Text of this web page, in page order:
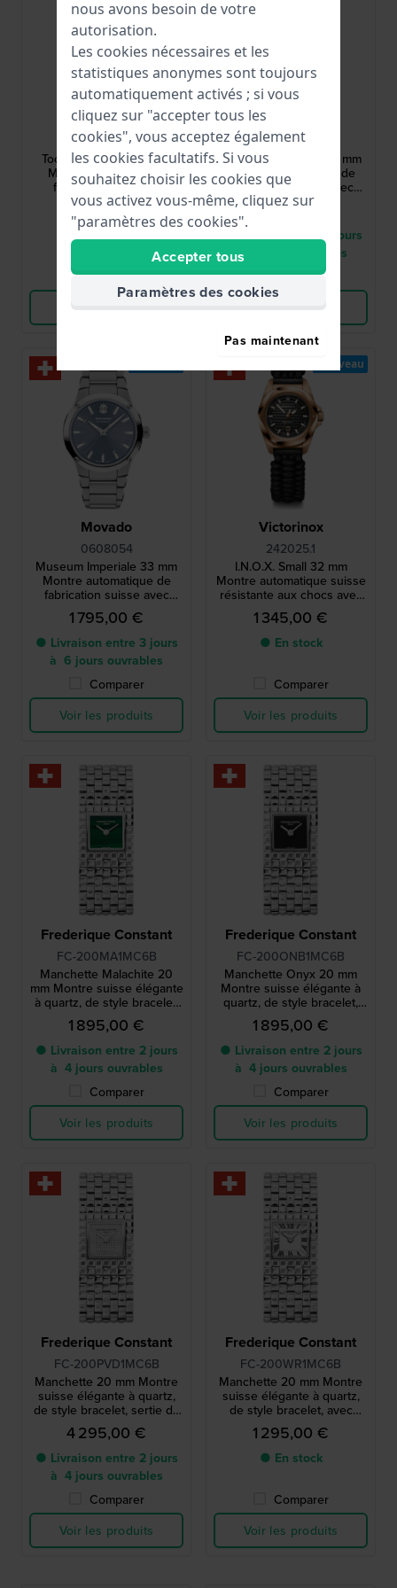
Raymond Weil
5280-PC-64001
Toccata Heritage 31 mm
Montre à quartz pour
femme Swiss Made
1 475,00 €
● En stock
Comparer
Voir les produits
Movado
0608057
Museum Imperiale 33 mm
Montre automatique de
fabrication suisse avec
bracelet en acier
1 995,00 €
● Livraison entre 3 jours
à 6 jours ouvrables
Comparer
Voir les produits
Movado
0608054
Museum Imperiale 33 mm
Montre automatique de
fabrication suisse avec
bracelet en acier
1 795,00 €
● Livraison entre 3 jours
à 6 jours ouvrables
Comparer
Voir les produits
Victorinox
242025.1
I.N.O.X. Small 32 mm
Montre automatique suisse
résistante aux chocs avec
bracelet supplémentaire et
pochette pour accessoires
1 345,00 €
● En stock
Comparer
Voir les produits
Nouveau
Frederique Constant
FC-200MA1MC6B
Manchette Malachite 20
mm Montre suisse élégante
à quartz, de style bracelet,
avec cadran en malachite.
1 895,00 €
● Livraison entre 2 jours
à 4 jours ouvrables
Comparer
Voir les produits
Frederique Constant
FC-200ONB1MC6B
Manchette Onyx 20 mm
Montre suisse élégante à
quartz, de style bracelet,
avec cadran en onyx
1 895,00 €
● Livraison entre 2 jours
à 4 jours ouvrables
Comparer
Voir les produits
Frederique Constant
FC-200PVD1MC6B
Manchette 20 mm Montre
suisse élégante à quartz,
de style bracelet, sertie de
158 diamants.
4 295,00 €
● Livraison entre 2 jours
à 4 jours ouvrables
Comparer
Voir les produits
Frederique Constant
FC-200WR1MC6B
Manchette 20 mm Montre
suisse élégante à quartz,
de style bracelet, avec
chiffres romains.
1 295,00 €
● En stock
Comparer
Voir les produits
nous avons besoin de votre
autorisation.
Les cookies nécessaires et les
statistiques anonymes sont toujours
automatiquement activés ; si vous
cliquez sur "accepter tous les
cookies", vous acceptez également
les cookies facultatifs. Si vous
souhaitez choisir les cookies que
vous activez vous-même, cliquez sur
"paramètres des cookies".
Accepter tous
Paramètres des cookies
Pas maintenant